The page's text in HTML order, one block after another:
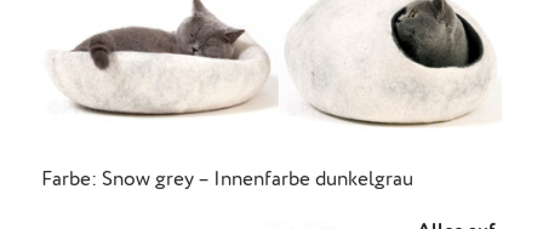
Farbe: Snow grey – Innenfarbe dunkelgrau